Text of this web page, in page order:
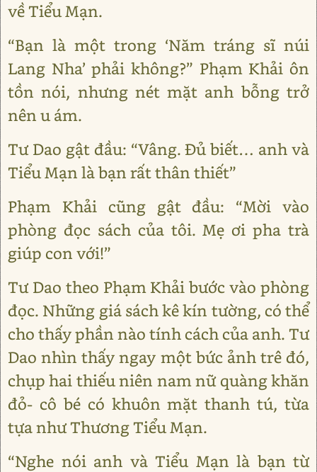
về Tiểu Mạn.
“Bạn là một trong ‘Năm tráng sĩ núi
Lang Nha’ phải không?” Phạm Khải ôn
tồn nói, nhưng nét mặt anh bỗng trở
nên u ám.
Tư Dao gật đầu: “Vâng. Đủ biết… anh và
Tiểu Mạn là bạn rất thân thiết”
Phạm Khải cũng gật đầu: “Mời vào
phòng đọc sách của tôi. Mẹ ơi pha trà
giúp con với!”
Tư Dao theo Phạm Khải bước vào phòng
đọc. Những giá sách kê kín tường, có thể
cho thấy phần nào tính cách của anh. Tư
Dao nhìn thấy ngay một bức ảnh trê đó,
chụp hai thiếu niên nam nữ quàng khăn
đỏ- cô bé có khuôn mặt thanh tú, từa
tựa như Thương Tiểu Mạn.
“Nghe nói anh và Tiểu Mạn là bạn từ